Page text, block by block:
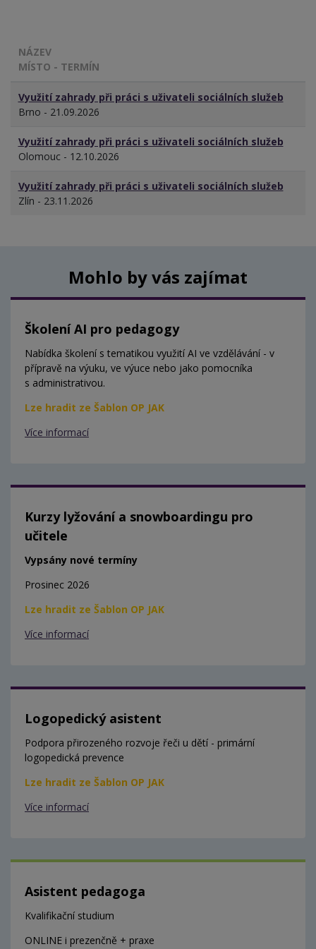
NÁZEV
MÍSTO - TERMÍN
Využití zahrady při práci s uživateli sociálních služeb
Brno - 21.09.2026
Využití zahrady při práci s uživateli sociálních služeb
Olomouc - 12.10.2026
Využití zahrady při práci s uživateli sociálních služeb
Zlín - 23.11.2026
Mohlo by vás zajímat
Školení AI pro pedagogy
Nabídka školení s tematikou využití AI ve vzdělávání - v
přípravě na výuku, ve výuce nebo jako pomocníka
s administrativou.
Lze hradit ze Šablon OP JAK
Více informací
Kurzy lyžování a snowboardingu pro
učitele
Vypsány nové termíny
Prosinec 2026
Lze hradit ze Šablon OP JAK
Více informací
Logopedický asistent
Podpora přirozeného rozvoje řeči u dětí - primární
logopedická prevence
Lze hradit ze Šablon OP JAK
Více informací
Asistent pedagoga
Kvalifikační studium
ONLINE i prezenčně + praxe